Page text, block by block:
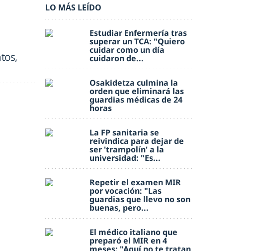
LO MÁS LEÍDO
Estudiar Enfermería tras
superar un TCA: "Quiero
cuidar como un día
cuidaron de...
Osakidetza culmina la
orden que eliminará las
guardias médicas de 24
horas
La FP sanitaria se
reivindica para dejar de
ser 'trampolín' a la
universidad: "Es...
Repetir el examen MIR
por vocación: "Las
guardias que llevo no son
buenas, pero...
El médico italiano que
preparó el MIR en 4